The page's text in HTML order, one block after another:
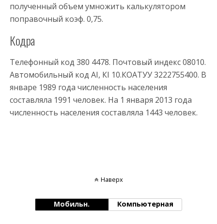
полученный объем умножить калькулятором
поправочный коэф. 0,75.
Кодра
Телефонный код 380 4478. Почтовый индекс 08010.
Автомобильный код AI, КI 10.КОАТУУ 3222755400. В
январе 1989 года численность населения
составляла 1991 человек. На 1 января 2013 года
численность населения составляла 1443 человек.
Наверх
Мобильн. Компьютерная